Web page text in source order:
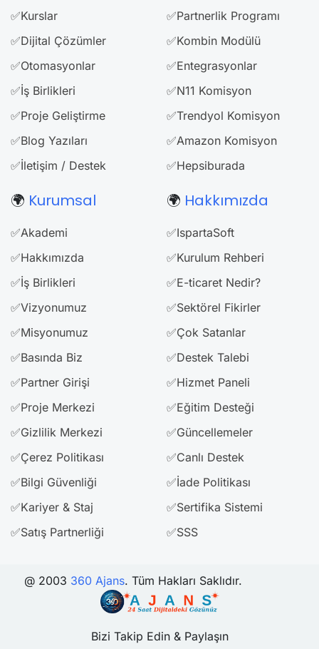
✅Kurslar
✅Dijital Çözümler
✅Otomasyonlar
✅İş Birlikleri
✅Proje Geliştirme
✅Blog Yazıları
✅İletişim / Destek
✅Partnerlik Programı
✅Kombin Modülü
✅Entegrasyonlar
✅N11 Komisyon
✅Trendyol Komisyon
✅Amazon Komisyon
✅Hepsiburada
🌍 Kurumsal
✅Akademi
✅Hakkımızda
✅İş Birlikleri
✅Vizyonumuz
✅Misyonumuz
✅Basında Biz
✅Partner Girişi
✅Proje Merkezi
✅Gizlilik Merkezi
✅Çerez Politikası
✅Bilgi Güvenliği
✅Kariyer & Staj
✅Satış Partnerliği
🌍 Hakkımızda
✅IspartaSoft
✅Kurulum Rehberi
✅E-ticaret Nedir?
✅Sektörel Fikirler
✅Çok Satanlar
✅Destek Talebi
✅Hizmet Paneli
✅Eğitim Desteği
✅Güncellemeler
✅Canlı Destek
✅İade Politikası
✅Sertifika Sistemi
✅SSS
@ 2003 360 Ajans. Tüm Hakları Saklıdır.
Bizi Takip Edin & Paylaşın